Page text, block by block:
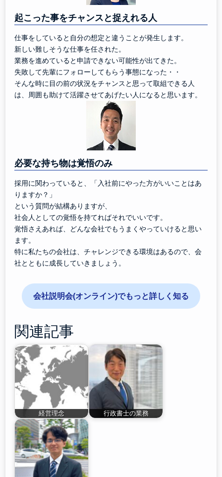
起こった事をチャンスと捉えれる人
仕事をしていると自分の想定と違うことが発生します。
新しい難しそうな仕事を任された。
業務を進めていると申請できない可能性が出てきた。
失敗して先輩にフォローしてもらう事態になった・・
そんな時に目の前の状況をチャンスと思って取組できる人
は、周囲も助けて活躍させてあげたい人になると思います。
必要な持ち物は覚悟のみ
採用に関わっていると、「入社前にやった方がいいことはあ
りますか？」
という質問が結構ありますが、
社会人としての覚悟を持てればそれでいいです。
覚悟さえあれば、どんな会社でもうまくやっていけると思い
ます。
特に私たちの会社は、チャレンジできる環境はあるので、会
社とともに成長していきましょう。
会社説明会(オンライン)でもっと詳しく知る
関連記事
経営理念 行政書士の業務